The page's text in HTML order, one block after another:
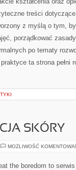
treści
z myślą o tym,
porządkować
po tematy
ta strona pełni
SKÓRY
MOŻLIWOŚĆ
the boredom to